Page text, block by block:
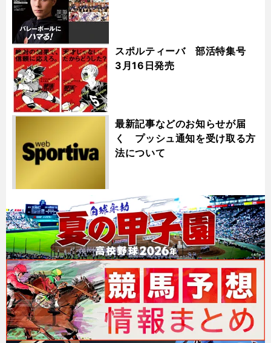
スポルティーバ 部活特集号
3月16日発売
最新記事などのお知らせが届
く プッシュ通知を受け取る方
法について